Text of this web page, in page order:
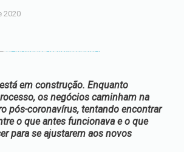
2020
em construção. Enquanto
os negócios caminham na
pós-coronavírus, tentando encontrar
o que antes funcionava e o que
para se ajustarem aos novos